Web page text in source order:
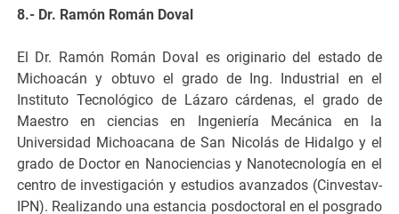
8.- Dr. Ramón Román Doval
El Dr. Ramón Román Doval es originario del estado de
Michoacán y obtuvo el grado de Ing. Industrial en el
Instituto Tecnológico de Lázaro cárdenas, el grado de
Maestro en ciencias en Ingeniería Mecánica en la
Universidad Michoacana de San Nicolás de Hidalgo y el
grado de Doctor en Nanociencias y Nanotecnología en el
centro de investigación y estudios avanzados (Cinvestav-
IPN). Realizando una estancia posdoctoral en el posgrado